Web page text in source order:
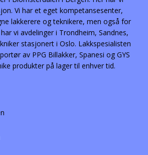
Vi har et eget kompetansesenter,
lakkerere og teknikere, men også for
vi avdelinger i Trondheim, Sandnes,
stasjonert i Oslo. Lakkspesialisten
av PPG Billakker, Spanesi og GYS
produkter på lager til enhver tid.